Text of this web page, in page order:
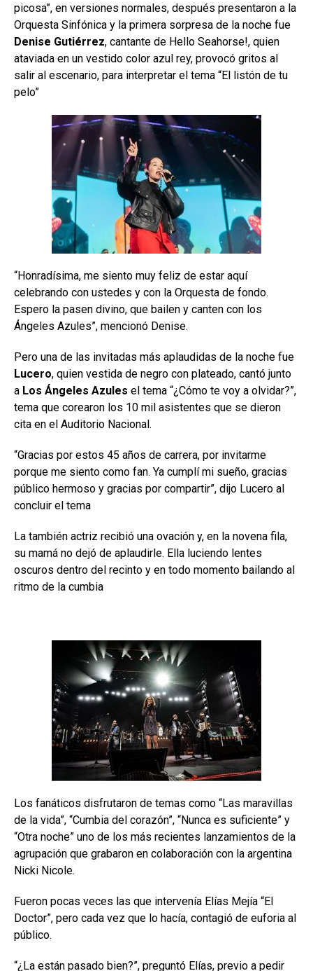
picosa”, en versiones normales, después presentaron a la
Orquesta Sinfónica y la primera sorpresa de la noche fue
Denise Gutiérrez, cantante de Hello Seahorse!, quien
ataviada en un vestido color azul rey, provocó gritos al
salir al escenario, para interpretar el tema “El listón de tu
pelo”
“Honradísima, me siento muy feliz de estar aquí
celebrando con ustedes y con la Orquesta de fondo.
Espero la pasen divino, que bailen y canten con los
Ángeles Azules”, mencionó Denise.
Pero una de las invitadas más aplaudidas de la noche fue
Lucero, quien vestida de negro con plateado, cantó junto
a Los Ángeles Azules el tema “¿Cómo te voy a olvidar?”,
tema que corearon los 10 mil asistentes que se dieron
cita en el Auditorio Nacional.
“Gracias por estos 45 años de carrera, por invitarme
porque me siento como fan. Ya cumplí mi sueño, gracias
público hermoso y gracias por compartir”, dijo Lucero al
concluir el tema
La también actriz recibió una ovación y, en la novena fila,
su mamá no dejó de aplaudirle. Ella luciendo lentes
oscuros dentro del recinto y en todo momento bailando al
ritmo de la cumbia
Los fanáticos disfrutaron de temas como “Las maravillas
de la vida”, “Cumbia del corazón”, “Nunca es suficiente” y
“Otra noche” uno de los más recientes lanzamientos de la
agrupación que grabaron en colaboración con la argentina
Nicki Nicole.
Fueron pocas veces las que intervenía Elías Mejía “El
Doctor”, pero cada vez que lo hacía, contagió de euforia al
público.
“¿La están pasado bien?”, preguntó Elías, previo a pedir